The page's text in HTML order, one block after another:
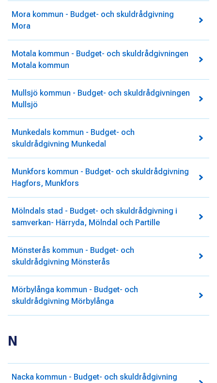
Mora kommun - Budget- och skuldrådgivning
Mora
Motala kommun - Budget- och skuldrådgivningen
Motala kommun
Mullsjö kommun - Budget- och skuldrådgivningen
Mullsjö
Munkedals kommun - Budget- och
skuldrådgivning Munkedal
Munkfors kommun - Budget- och skuldrådgivning
Hagfors, Munkfors
Mölndals stad - Budget- och skuldrådgivning i
samverkan- Härryda, Mölndal och Partille
Mönsterås kommun - Budget- och
skuldrådgivning Mönsterås
Mörbylånga kommun - Budget- och
skuldrådgivning Mörbylånga
N
Nacka kommun - Budget- och skuldrådgivning